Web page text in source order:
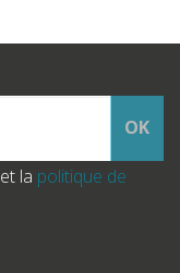
OK
et la politique de